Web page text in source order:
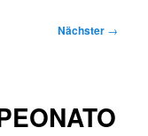
Nächster →